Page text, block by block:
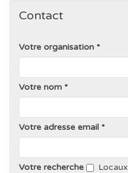
Contact
Votre organisation
Votre nom
Votre adresse email
Votre recherche Locaux